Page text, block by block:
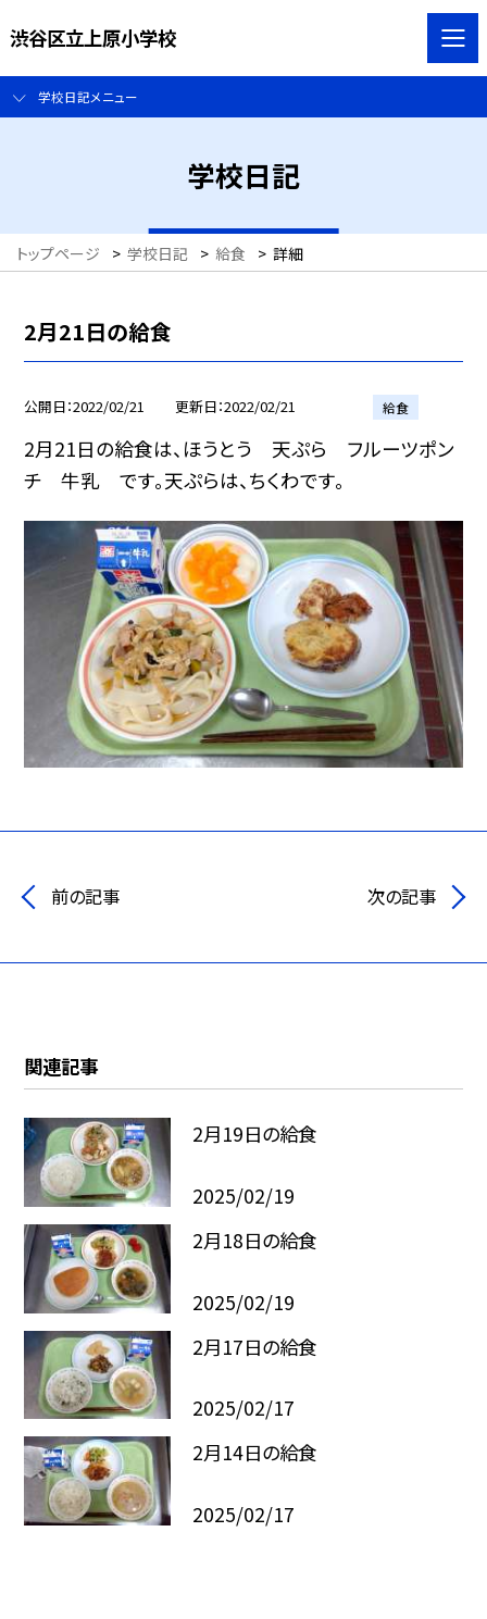
渋谷区立上原小学校
学校日記メニュー
学校日記
トップページ > 学校日記 > 給食 > 詳細
2月21日の給食
公開日 2022/02/21 更新日 2022/02/21 給食
2月21日の給食は、ほうとう 天ぷら フルーツポン
チ 牛乳 です。天ぷらは、ちくわです。
前の記事 次の記事
関連記事
2月19日の給食
2025/02/19
2月18日の給食
2025/02/19
2月17日の給食
2025/02/17
2月14日の給食
2025/02/17